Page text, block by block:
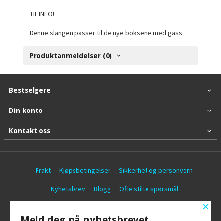
TIL INFO!
Denne slangen passer til de nye boksene med gass
Produktanmeldelser (0)
Bestselgere
Din konto
Kontakt oss
Frakt Kjøpsbetingelser Sikkerhet og personvern
Nyhetsbrev Blogg Ofte stilte spørsmål
×